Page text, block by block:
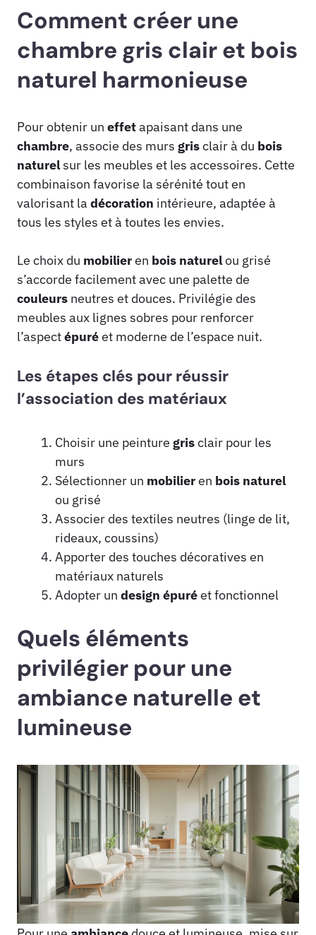
Comment créer une
chambre gris clair et bois
naturel harmonieuse
Pour obtenir un effetapaisant dans une
chambre, associe des murs grisclair à du bois
naturelsur les meubles et les accessoires. Cette
combinaison favorise la sérénité tout en
valorisant la décoration intérieure, adaptée à
tous les styles et à toutes les envies.
Le choix du mobilieren bois naturelou grisé
s’accorde facilement avec une palette de
couleurs neutres et douces. Privilégie des
meubles aux lignes sobres pour renforcer
l’aspectépuréet moderne de l’espace nuit.
Les étapes clés pour réussir
l’association des matériaux
Choisir une peinture grisclair pour les
murs
Sélectionner un mobilieren bois naturel
ou grisé
Associer des textiles neutres (linge de lit,
rideaux, coussins)
Apporter des touches décoratives en
matériaux naturels
Adopter un design épuréet fonctionnel
Quels éléments
privilégier pour une
ambiance naturelle et
lumineuse